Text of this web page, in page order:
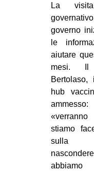
La
governo
le
aiutare
mesi. Il
hub
stiamo
sulla